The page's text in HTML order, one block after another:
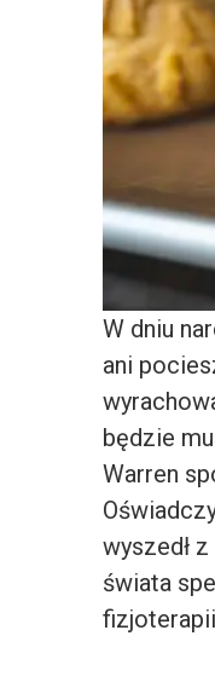
W dniu
ani
będzie
Warren
wyszedł
świata